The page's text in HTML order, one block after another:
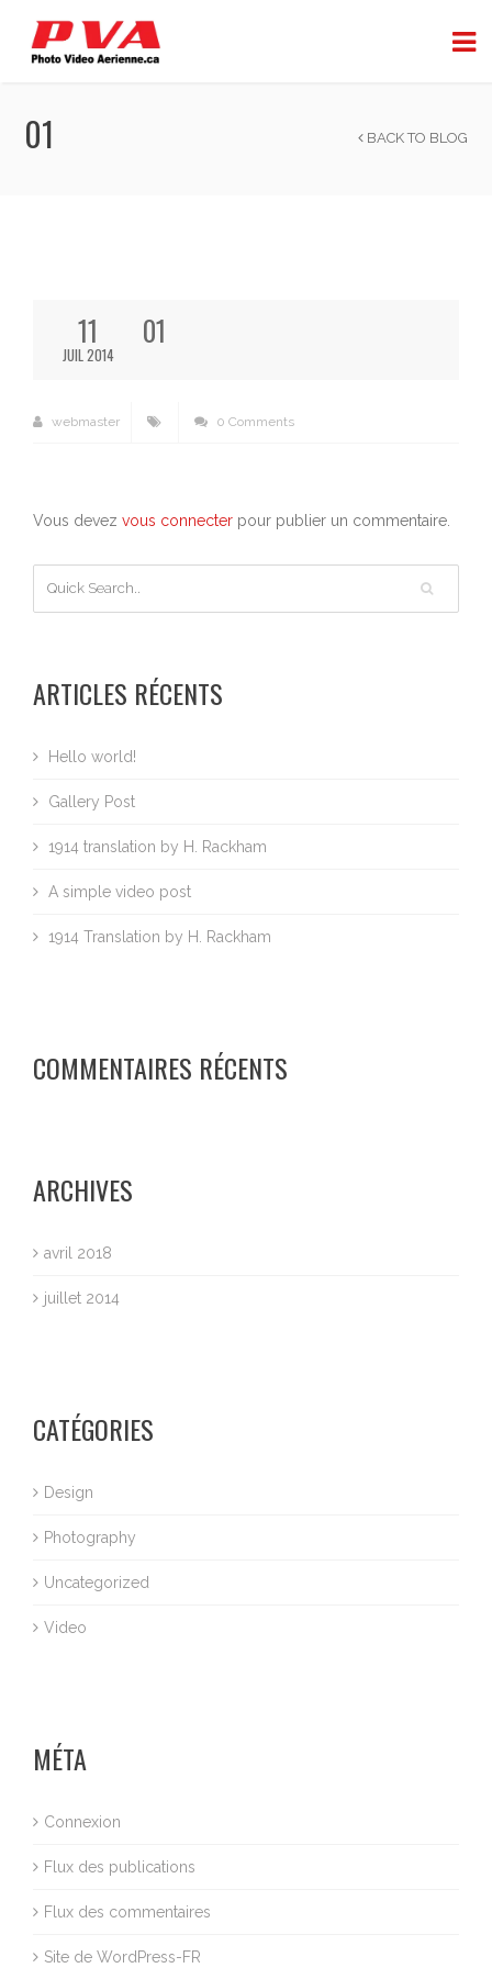
01 BACK TO BLOG
11
JUIL 2014
01
webmaster 0 Comments
Vous devez vous connecter pour publier un commentaire.
ARTICLES RÉCENTS
Hello world!
Gallery Post
1914 translation by H. Rackham
A simple video post
1914 Translation by H. Rackham
COMMENTAIRES RÉCENTS
ARCHIVES
avril 2018
juillet 2014
CATÉGORIES
Design
Photography
Uncategorized
Video
MÉTA
Connexion
Flux des publications
Flux des commentaires
Site de WordPress-FR